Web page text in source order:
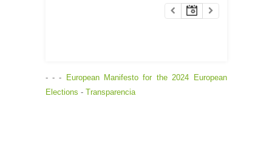
- - - European Manifesto for the 2024 European
Elections - Transparencia